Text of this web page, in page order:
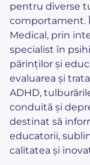
pentru diverse
comportament.
Medical, prin
specialist în
părinților și
evaluarea și
ADHD,
conduită și
destinat să
educatorii,
calitatea și